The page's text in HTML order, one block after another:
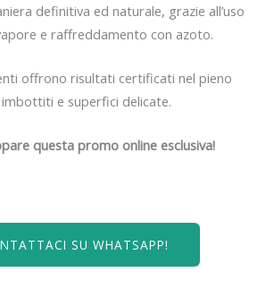
definitiva ed naturale, grazie all’uso
e raffreddamento con azoto.
offrono risultati certificati nel pieno
e superfici delicate.
questa promo online esclusiva!
SU WHATSAPP!